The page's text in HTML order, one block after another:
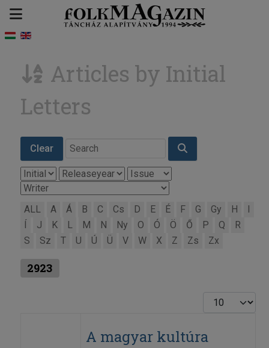
Articles by Initial
Letters
Clear
ALL A Á B C Cs D E É F G Gy H
J K L M N Ny O Ó Ö Ő P Q
R
S
Sz T U Ú Ü V W X Z Zs Zx
2923
Display #
A magyar kultúra